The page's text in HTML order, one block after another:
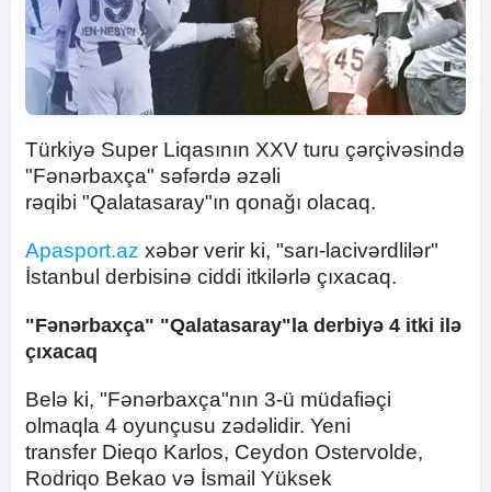
Türkiyə Super Liqasının XXV turu çərçivəsində
"Fənərbaxça" səfərdə əzəli
rəqibi "Qalatasaray"ın qonağı olacaq.
Apasport.az xəbər verir ki, "sarı-lacivərdlilər"
İstanbul derbisinə ciddi itkilərlə çıxacaq.
"Fənərbaxça" "Qalatasaray"la derbiyə 4 itki ilə
çıxacaq
Belə ki, "Fənərbaxça"nın 3-ü müdafiəçi
olmaqla 4 oyunçusu zədəlidir. Yeni
transfer Dieqo Karlos, Ceydon Ostervolde,
Rodriqo Bekao və İsmail Yüksek